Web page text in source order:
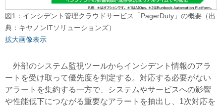
図1：インシデント管理クラウドサービス「PagerDuty」の概要（出
典：キヤノンITソリューションズ）
拡大画像表示
外部のシステム監視ツールからインシデント情報のアラ
ートを受け取って優先度を判定する。対応する必要がない
アラートを集約する一方で、システムやサービスへの影響
や性能低下につながる重要なアラートを抽出し、1次対応を